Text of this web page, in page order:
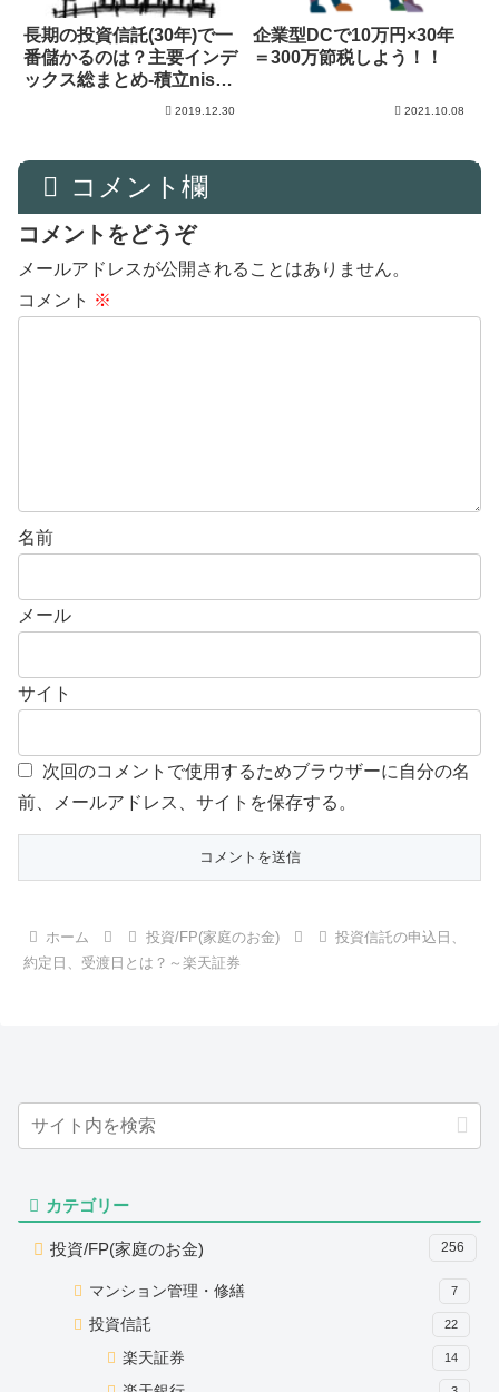
長期の投資信託(30年)で一
番儲かるのは？主要インデ
ックス総まとめ-積立nisa-
2019.12.30
企業型DCで10万円×30年
＝300万節税しよう！！
2021.10.08
コメント欄
コメントをどうぞ
メールアドレスが公開されることはありません。
コメント ※
名前
メール
サイト
次回のコメントで使用するためブラウザーに自分の名
前、メールアドレス、サイトを保存する。
ホーム 投資/FP(家庭のお金)
投資信託の申込日、
約定日、受渡日とは？～楽天証券
カテゴリー
投資/FP(家庭のお金) 256
マンション管理・修繕 7
投資信託 22
楽天証券 14